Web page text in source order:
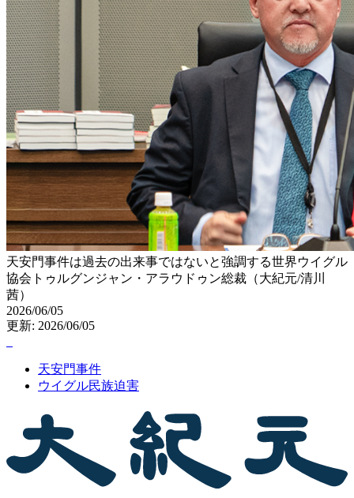
天安門事件は過去の出来事ではないと強調する世界ウイグル
協会トゥルグンジャン・アラウドゥン総裁（大紀元/清川
茜）
2026/06/05
更新: 2026/06/05
天安門事件
ウイグル民族迫害